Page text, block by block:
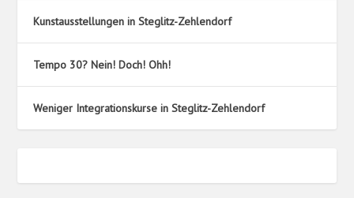
Kunstausstellungen in Steglitz-Zehlendorf
Tempo 30? Nein! Doch! Ohh!
Weniger Integrationskurse in Steglitz-Zehlendorf